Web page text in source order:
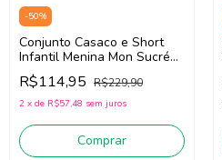
-50%
Conjunto Casaco e Short
Infantil Menina Mon Sucré
138020058 (Rosa/Marinho)
R$114,95 R$229,90
2 x de R$57,48 sem juros
Comprar